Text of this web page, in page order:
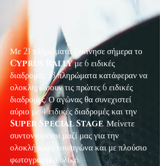
Με 21 πληρώματα ξεκίνησε σήμερα το
Cyprus Rallyμε 6 ειδικές
διαδρομές. 13 πληρώματα κατάφεραν να
ολοκληρώσουν τις πρώτες 6 ειδικές
διαδρομές. Ο αγώνας θα συνεχιστεί
αύριο με 4 ειδικές διαδρομές και την
Super Special Stage. Μείνετε
συντονισμένοι μαζί μας για την
ολοκλήρωση του αγώνα και με πλούσιο
φωτογραφικό υλικό.